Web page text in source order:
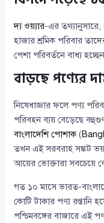
দ্য ওয়্যার-এর
হাজার শ্রমিক পরিবার
পেশা পরিবর্তনে বাধ্য
বাড়ছে পণ্যের
নিষেধাজ্ঞার ফলে পণ্য
পরিবহন ব্যয় বেড়েছে
বাংলাদেশি পোশাক(
তখন এই সরবরাহ সঙ্কট
আয়ের ভোক্তারা সবচেয়ে
গত ১০ মাসে ভারত-
কোটি টাকার পণ্য রপ্তানি
পশ্চিমবঙ্গের বাজারে এই